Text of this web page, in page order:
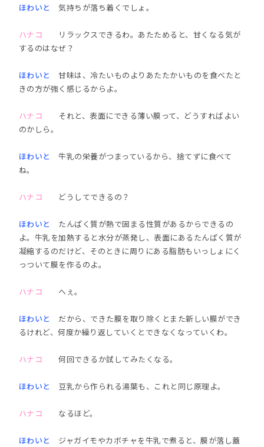
ほわいと 気持ちが落ち着くでしょ。
ハナコ リラックスできるわ。あたためると、甘くなる気が
するのはなぜ？
ほわいと
甘味は、冷たいものよりあたたかいものを食べたと
きの方が強く感じるからよ。
ハナコ それと、表面にできる薄い膜って、どうすればよい
のかしら。
ほわいと
牛乳の栄養がつまっているから、捨てずに食べて
ね。
ハナコ どうしてできるの？
ほわいと
たんぱく質が熱で固まる性質があるからできるの
よ。牛乳を加熱すると水分が蒸発し、表面にあるたんぱく質が
凝縮するのだけど、そのときに周りにある脂肪もいっしょにく
っついて膜を作るのよ。
ハナコ へぇ。
ほわいと
だから、できた膜を取り除くとまた新しい膜ができ
るけれど、何度か繰り返していくとできなくなっていくわ。
ハナコ 何回できるか試してみたくなる。
ほわいと 豆乳から作られる湯葉も、これと同じ原理よ。
ハナコ なるほど。
ほわいと
ジャガイモやカボチャを牛乳で煮ると、膜が落し蓋